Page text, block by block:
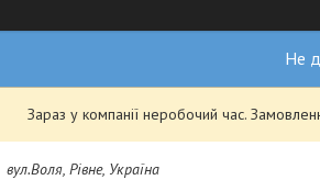
Не
Зараз у компанії неробочий час.
вул.Воля, Рівне, Україна